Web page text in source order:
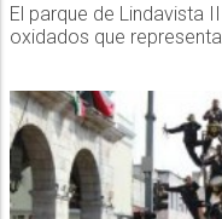
El parque de Lindavista
oxidados que